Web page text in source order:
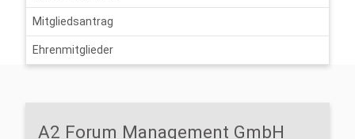
Mitgliedsantrag
Ehrenmitglieder
A2 Forum Management GmbH